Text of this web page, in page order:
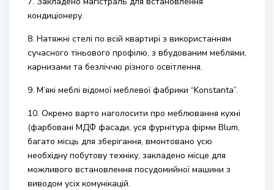
кондиціонеру.
8. Натяжні стелі по всій квартирі з використанням
сучасного тіньового профілю, з вбудованим меблями,
карнизами та безліччю різного освітлення.
9. М’які меблі відомої меблевої фабрики “Konstanta”.
10. Окремо варто наголосити про меблювання кухні
(фарбовані МДФ фасади, уся фурнітура фірми Blum,
багато місць для зберігання, вмонтовано усю
необхідну побутову техніку, закладено місце для
можливого встановлення посудомийної машини з
виводом усіх комунікацій.